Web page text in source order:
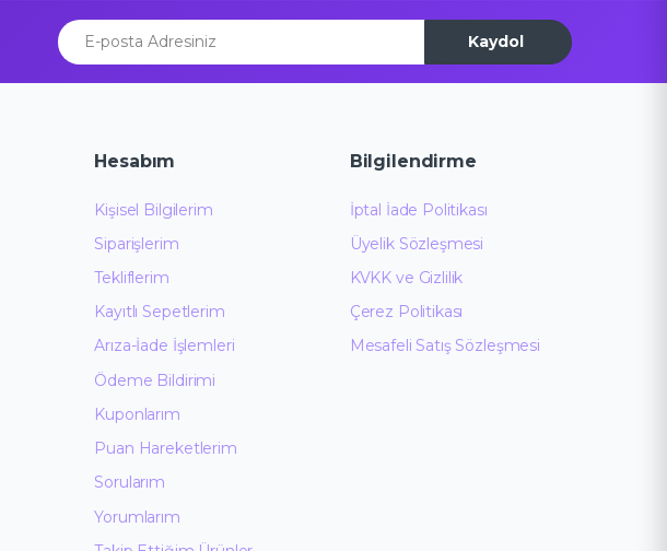
E-posta Adresiniz
Kaydol
Hesabım
Kişisel Bilgilerim
Siparişlerim
Tekliflerim
Kayıtlı Sepetlerim
Arıza-İade İşlemleri
Ödeme Bildirimi
Kuponlarım
Puan Hareketlerim
Sorularım
Yorumlarım
Bilgilendirme
İptal İade Politikası
Üyelik Sözleşmesi
KVKK ve Gizlilik
Çerez Politikası
Mesafeli Satış Sözleşmesi